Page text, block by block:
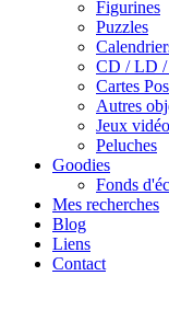
Figurines
Puzzles
CD / LD
Cartes
Autres
Jeux
Peluches
Goodies
Fonds
Mes recherches
Blog
Liens
Contact